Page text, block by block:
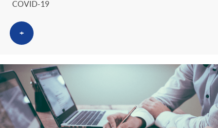
s
a
s
l
r
o
i
n
g
u
COVID-19
+